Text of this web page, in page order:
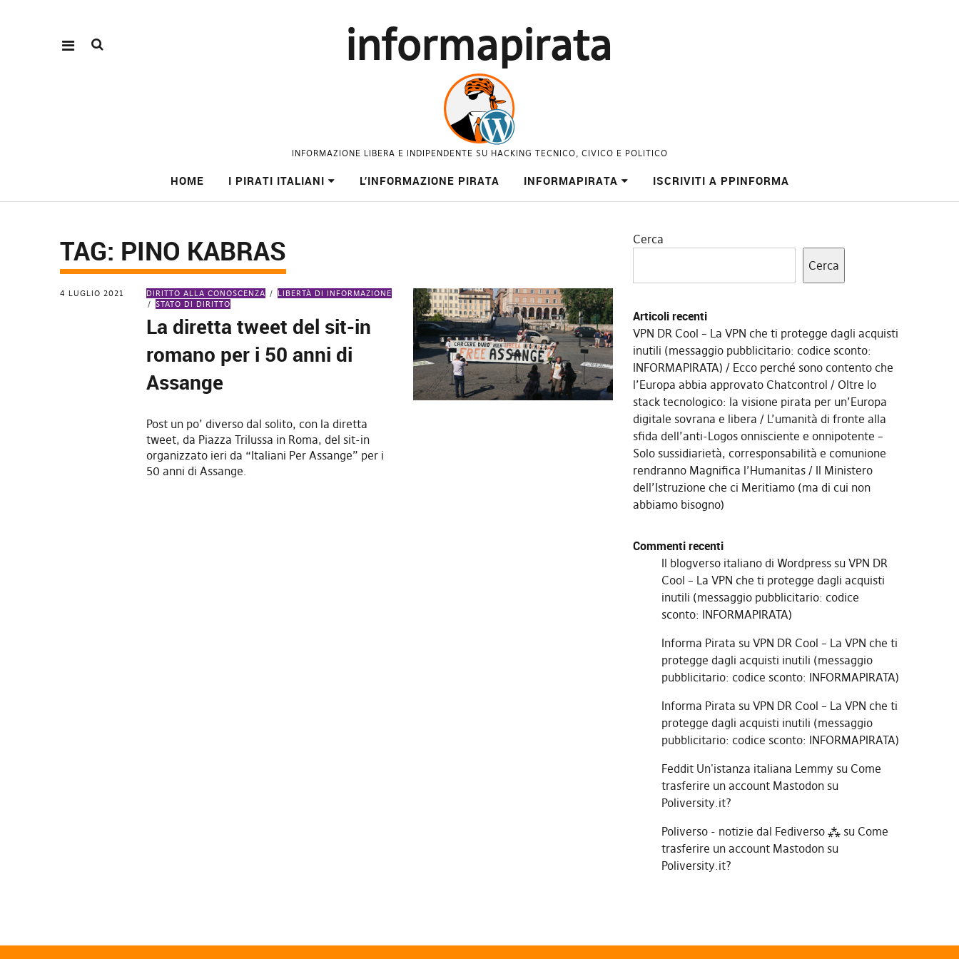
informapirata
INFORMAZIONE LIBERA E INDIPENDENTE SU HACKING TECNICO, CIVICO E POLITICO
HOME I PIRATI ITALIANI L’INFORMAZIONE PIRATA INFORMAPIRATA ISCRIVITI A PPINFORMA
TAG: PINO KABRAS
4 LUGLIO 2021 DIRITTO ALLA CONOSCENZA
LIBERTÀ DI INFORMAZIONE
STATO DI DIRITTO
La diretta tweet del sit-in
romano per i 50 anni di
Assange
Post un po’ diverso dal solito, con la diretta
tweet, da Piazza Trilussa in Roma, del sit-in
organizzato ieri da “Italiani Per Assange” per i
50 anni di Assange.
Cerca
Cerca
Articoli recenti
VPN DR Cool – La VPN che ti protegge dagli acquisti
inutili (messaggio pubblicitario: codice sconto:
INFORMAPIRATA)
Ecco perché sono contento che
l’Europa abbia approvato Chatcontrol
Oltre lo
stack tecnologico: la visione pirata per un’Europa
digitale sovrana e libera
L’umanità di fronte alla
sfida dell’anti-Logos onnisciente e onnipotente –
Solo sussidiarietà, corresponsabilità e comunione
rendranno Magnifica l’Humanitas
Il Ministero
dell’Istruzione che ci Meritiamo (ma di cui non
abbiamo bisogno)
Commenti recenti
Il blogverso italiano di Wordpresssu VPN DR
Cool – La VPN che ti protegge dagli acquisti
inutili (messaggio pubblicitario: codice
sconto: INFORMAPIRATA)
Informa Pirata su VPN DR Cool – La VPN che ti
protegge dagli acquisti inutili (messaggio
pubblicitario: codice sconto: INFORMAPIRATA)
Informa Pirata su VPN DR Cool – La VPN che ti
protegge dagli acquisti inutili (messaggio
pubblicitario: codice sconto: INFORMAPIRATA)
Feddit Un'istanza italiana Lemmy su Come
trasferire un account Mastodon su
Poliversity.it?
Poliverso - notizie dal Fediverso ⁂su Come
trasferire un account Mastodon su
Poliversity.it?